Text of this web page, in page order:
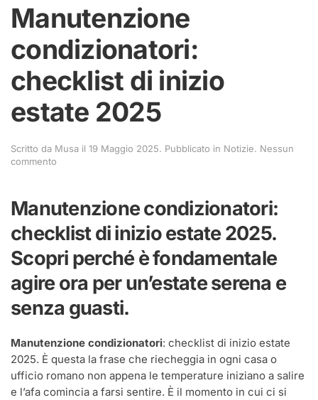
Manutenzione
condizionatori:
checklist di inizio
estate 2025
Scritto da Musa il 19 Maggio 2025. Pubblicato in Notizie. Nessun
commento
di
inizio
estate
2025
Manutenzione condizionatori:
checklist di inizio estate 2025.
Scopri perché è fondamentale
agire ora per un’estate serena e
senza guasti.
Manutenzione condizionatori: checklist di inizio estate
2025. È questa la frase che riecheggia in ogni casa o
ufficio romano non appena le temperature iniziano a salire
e l’afa comincia a farsi sentire. È il momento in cui ci si